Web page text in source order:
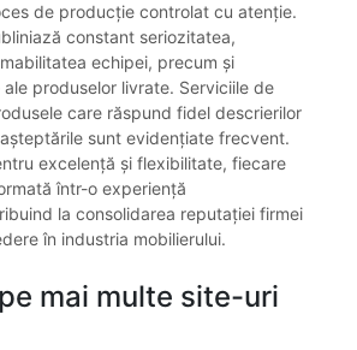
de producție controlat cu atenție.
constant seriozitatea,
echipei, precum și
produselor livrate. Serviciile de
care răspund fidel descrierilor
sunt evidențiate frecvent.
excelență și flexibilitate, fiecare
într-o experiență
la consolidarea reputației firmei
în industria mobilierului.
mai multe site-uri